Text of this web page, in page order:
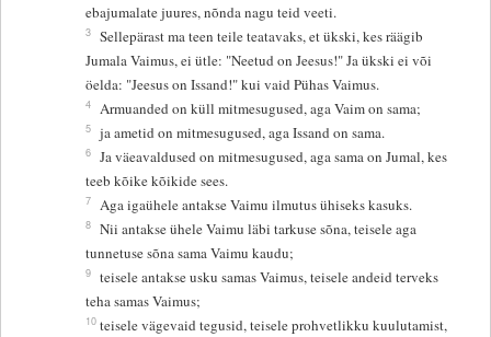
ebajumalate juures, nõnda nagu teid veeti.
3 Sellepärast ma teen teile teatavaks, et ükski, kes räägib
Jumala Vaimus, ei ütle: "Neetud on Jeesus!" Ja ükski ei või
öelda: "Jeesus on Issand!" kui vaid Pühas Vaimus.
4 Armuanded on küll mitmesugused, aga Vaim on sama;
5 ja ametid on mitmesugused, aga Issand on sama.
6 Ja väeavaldused on mitmesugused, aga sama on Jumal, kes
teeb kõike kõikide sees.
7 Aga igaühele antakse Vaimu ilmutus ühiseks kasuks.
8 Nii antakse ühele Vaimu läbi tarkuse sõna, teisele aga
tunnetuse sõna sama Vaimu kaudu;
9 teisele antakse usku samas Vaimus, teisele andeid terveks
teha samas Vaimus;
10 teisele vägevaid tegusid, teisele prohvetlikku kuulutamist,